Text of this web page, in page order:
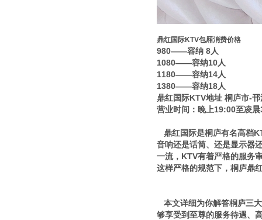
鼎红国际KTV包厢消费价格
980——容纳 8人
1080——容纳10人
1180——容纳14人
1380——容纳18人
鼎红国际KTV地址 桐庐市-
营业时间：晚上19:00至凌
鼎红国际是桐庐有名高档
音响还是话筒、还是显示器
一流，KTV有着严格的服务
这样严格的规范下，桐庐鼎
本文详细为你解答桐庐三
够享受到至尊的服务待遇、